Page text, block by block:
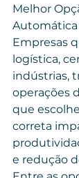
Melhor
Empresas
logística,
indústrias,
operações
que
correta
e redução